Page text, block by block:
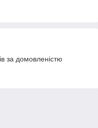
за домовленістю